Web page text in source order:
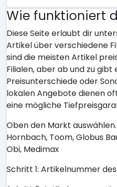
Wie funktioniert
Diese Seite erlaubt dir
Artikel über verschiedene
sind die meisten Artikel
Filialen, aber ab und zu gibt
Preisunterschiede oder
lokalen Angebote dienen
eine mögliche
Oben den Markt
Hornbach, Toom, Globus
Obi, Medimax
Schritt 1: Artikelnummer